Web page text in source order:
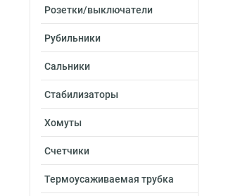
Розетки/выключатели
Рубильники
Сальники
Стабилизаторы
Хомуты
Счетчики
Термоусаживаемая трубка